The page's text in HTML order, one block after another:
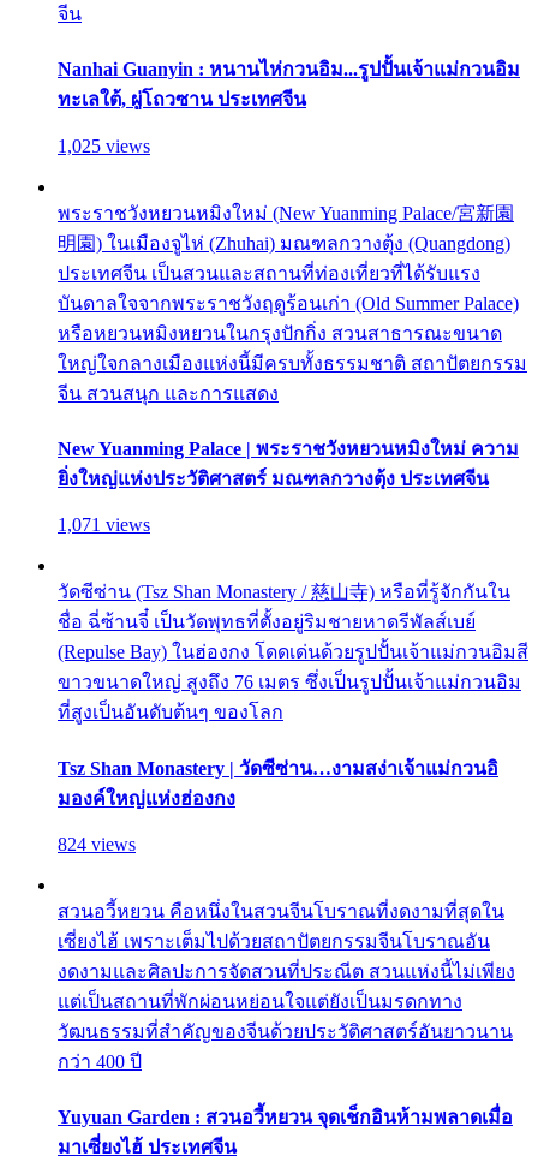
จีน
Nanhai Guanyin : หนานไห่กวนอิม...รูปปั้นเจ้าแม่กวนอิม
ทะเลใต้, ผู่โถวซาน ประเทศจีน
1,025 views
พระราชวังหยวนหมิงใหม่ (New Yuanming Palace/宮新園
明園) ในเมืองจูไห่ (Zhuhai) มณฑลกวางตุ้ง (Quangdong)
ประเทศจีน เป็นสวนและสถานที่ท่องเที่ยวที่ได้รับแรง
บันดาลใจจากพระราชวังฤดูร้อนเก่า (Old Summer Palace)
หรือหยวนหมิงหยวนในกรุงปักกิ่ง สวนสาธารณะขนาด
ใหญ่ใจกลางเมืองแห่งนี้มีครบทั้งธรรมชาติ สถาปัตยกรรม
จีน สวนสนุก และการแสดง
New Yuanming Palace | พระราชวังหยวนหมิงใหม่ ความ
ยิ่งใหญ่แห่งประวัติศาสตร์ มณฑลกวางตุ้ง ประเทศจีน
1,071 views
วัดซีซ่าน (Tsz Shan Monastery / 慈山寺) หรือที่รู้จักกันใน
ชื่อ ฉี่ซ้านจี๋ เป็นวัดพุทธที่ตั้งอยู่ริมชายหาดรีพัลส์เบย์
(Repulse Bay) ในฮ่องกง โดดเด่นด้วยรูปปั้นเจ้าแม่กวนอิมสี
ขาวขนาดใหญ่ สูงถึง 76 เมตร ซึ่งเป็นรูปปั้นเจ้าแม่กวนอิม
ที่สูงเป็นอันดับต้นๆ ของโลก
Tsz Shan Monastery | วัดซีซ่าน…งามสง่าเจ้าแม่กวนอิ
มองค์ใหญ่แห่งฮ่องกง
824 views
สวนอวี้หยวน คือหนึ่งในสวนจีนโบราณที่งดงามที่สุดใน
เซี่ยงไฮ้ เพราะเต็มไปด้วยสถาปัตยกรรมจีนโบราณอัน
งดงามและศิลปะการจัดสวนที่ประณีต สวนแห่งนี้ไม่เพียง
แต่เป็นสถานที่พักผ่อนหย่อนใจแต่ยังเป็นมรดกทาง
วัฒนธรรมที่สำคัญของจีนด้วยประวัติศาสตร์อันยาวนาน
กว่า 400 ปี
Yuyuan Garden : สวนอวี้หยวน จุดเช็กอินห้ามพลาดเมื่อ
มาเซี่ยงไฮ้ ประเทศจีน